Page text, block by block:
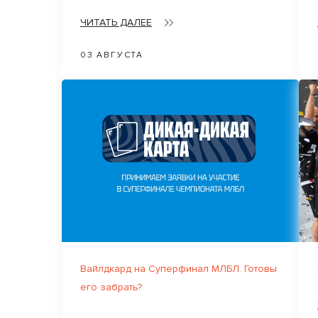
ЧИТАТЬ ДАЛЕЕ
03 АВГУСТА
Вайлдкард на Суперфинал МЛБЛ. Готовы
его забрать?